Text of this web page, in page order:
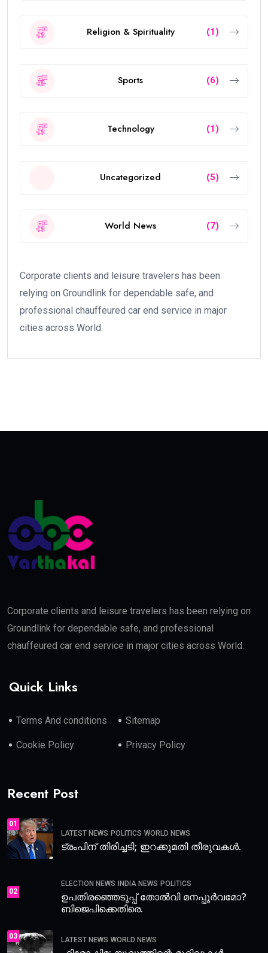
Religion & Spirituality (1)
Sports (6)
Technology (1)
Uncategorized (5)
World News (7)
Corporate clients and leisure travelers has been
relying on Groundlink for dependable safe, and
professional chauffeured car end service in major
cities across World.
Corporate clients and leisure travelers has been relying on
Groundlink for dependable safe, and professional
chauffeured car end service in major cities across World.
Quick Links
Terms And conditions Sitemap
Cookie Policy Privacy Policy
Recent Post
01
LATEST NEWS POLITICS WORLD NEWS
ട്രംപിന് തിരിച്ചടി; ഇറക്കുമതി തീരുവകൾ.
02
ELECTION NEWS INDIA NEWS POLITICS
ഉപതിരഞ്ഞെടുപ്പ് തോൽവി മനപ്പൂർവമോ?
ബിജെപിക്കെതിരെ.
03 LATEST NEWS WORLD NEWS